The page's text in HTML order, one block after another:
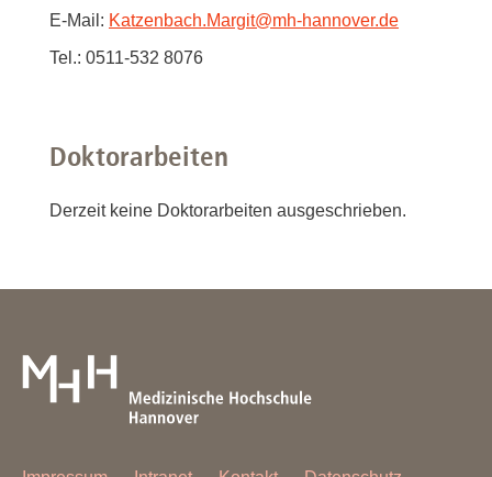
E-Mail: Katzenbach.Margit@mh-hannover.de
Tel.: 0511-532 8076
Doktorarbeiten
Derzeit keine Doktorarbeiten ausgeschrieben.